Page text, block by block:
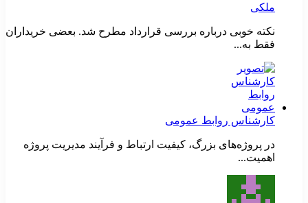
ملکی
نکته خوبی درباره بررسی قرارداد مطرح شد. بعضی خریداران
فقط به...
کارشناس روابط عمومی
در پروژه‌های بزرگ، کیفیت ارتباط و فرآیند مدیریت پروژه
اهمیت...